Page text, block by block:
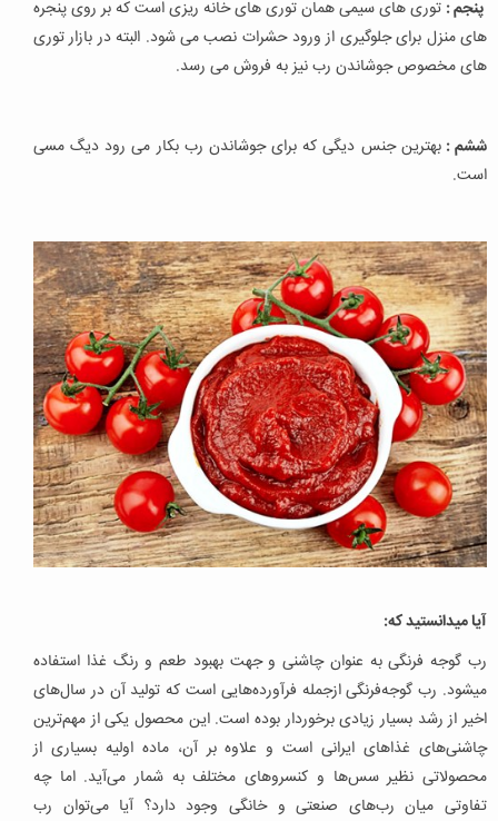
پنجم : توری های سیمی همان توری های خانه ریزی است که بر روی پنجره
های منزل برای جلوگیری از ورود حشرات نصب می شود. البته در بازار توری
های مخصوص جوشاندن رب نیز به فروش می رسد.
ششم :بهترین جنس دیگی که برای جوشاندن رب بکار می رود دیگ مسی
است.
آیا میدانستید که:
رب گوجه فرنگی به عنوان چاشنی و جهت بهبود طعم و رنگ غذا استفاده
میشود. رب‌ گوجه‌فرنگی ازجمله فرآورده‌هایی است که تولید آن در سال‌های
اخیر از رشد بسیار زیادی برخوردار بوده است. این محصول یکی از مهم‌ترین
چاشنی‌‌های غذاهای ایرانی است و علاوه بر آن، ماده اولیه بسیاری از
محصولاتی نظیر سس‌ها و کنسروهای مختلف به شمار می‌آید. اما چه
تفاوتی میان رب‌های صنعتی و خانگی وجود دارد؟ آیا می‌توان رب‌